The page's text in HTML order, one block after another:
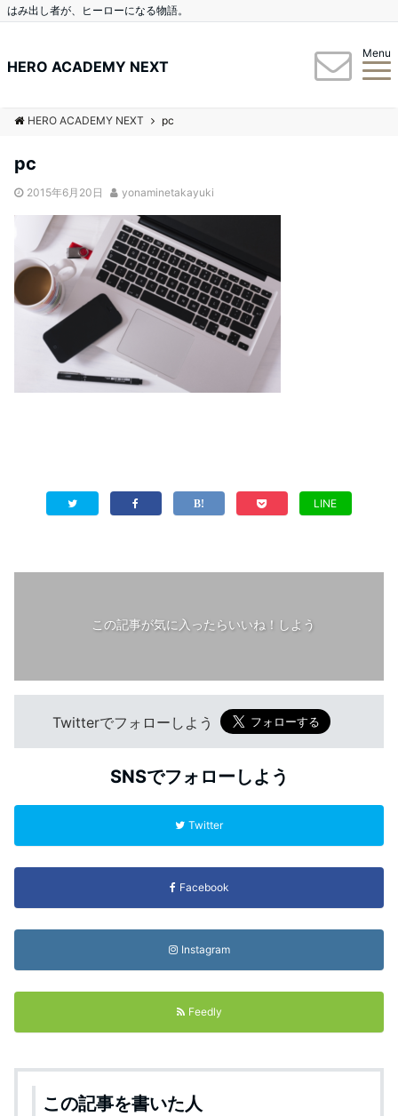
はみ出し者が、ヒーローになる物語。
HERO ACADEMY NEXT
Menu
HERO ACADEMY NEXT pc
pc
2015年6月20日 yonaminetakayuki
LINE
この記事が気に入ったらいいね！しよう
Twitterでフォローしよう
SNSでフォローしよう
Twitter
Facebook
Instagram
Feedly
この記事を書いた人